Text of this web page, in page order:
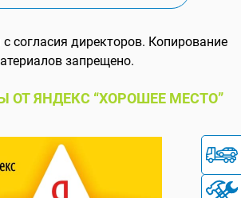
согласия директоров. Копирование
запрещено.
ОТ ЯНДЕКС “ХОРОШЕЕ МЕСТО”